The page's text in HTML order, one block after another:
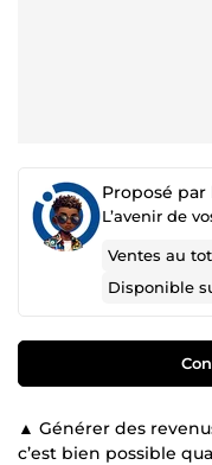
Proposé par
Ventes au
Disponible
▲ Générer des
c’est bien possible